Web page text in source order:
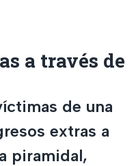
a través de
de una
extras a
piramidal,